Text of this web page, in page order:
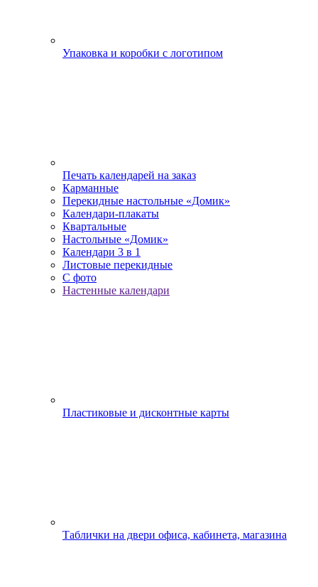
Упаковка и коробки с логотипом
Печать календарей на заказ
Карманные
Перекидные настольные «Домик»
Календари-плакаты
Квартальные
Настольные «Домик»
Календари 3 в 1
Листовые перекидные
С фото
Настенные календари
Пластиковые и дисконтные карты
Таблички на двери офиса, кабинета, магазина